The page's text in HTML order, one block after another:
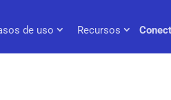
de uso Recursos